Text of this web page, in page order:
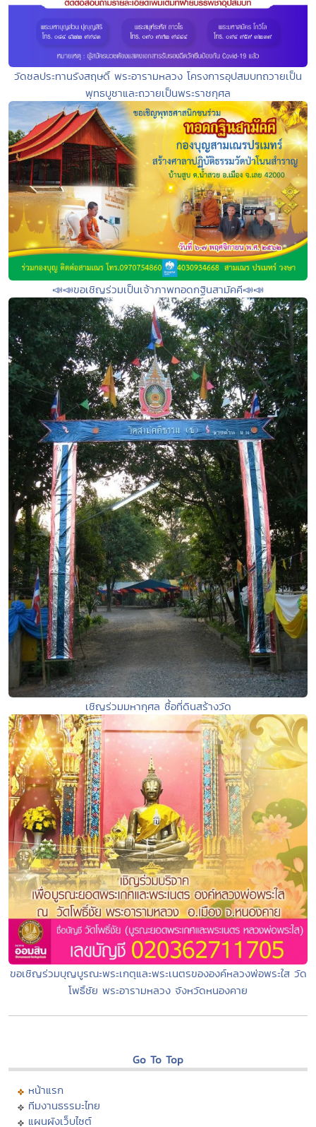
วัดชลประทานรังสฤษดิ์ พระอารามหลวง โครงการอุปสมบทถวายเป็น
พุทธบูชาและถวายเป็นพระราชกุศล
📣📣ขอเชิญร่วมเป็นเจ้าภาพทอดกฐินสามัคคี📣📣
เชิญร่วมมหากุศล ซื้อที่ดินสร้างวัด
ขอเชิญร่วมบุญบูรณะพระเกตุและพระเนตรขององค์หลวงพ่อพระใส วัด
โพธิ์ชัย พระอารามหลวง จังหวัดหนองคาย
Go To Top
หน้าแรก
ทีมงานธรรมะไทย
แผนผังเว็บไซต์